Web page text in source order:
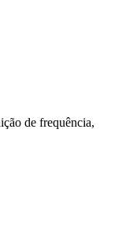
de frequência,